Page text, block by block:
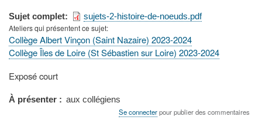
Sujet complet
sujets-2-histoire-de-noeuds.pdf
Ateliers qui présentent ce sujet
Collège Albert Vinçon (Saint Nazaire) 2023-2024
Collège Îles de Loire (St Sébastien sur Loire) 2023-2024
Type
présentation
Exposé court
À présenter aux collégiens
Se connecterpour publier des commentaires